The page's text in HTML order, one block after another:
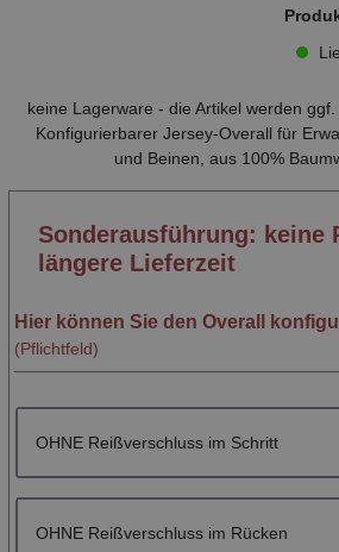
keine Lagerware - die Artikel werden
Konfigurierbarer Jersey-Overall für
und Beinen, aus 100%
Sonderausführung: keine
längere Lieferzeit
Hier können Sie den Overall
(Pflichtfeld)
OHNE Reißverschluss im Schritt
OHNE Reißverschluss im Rücken